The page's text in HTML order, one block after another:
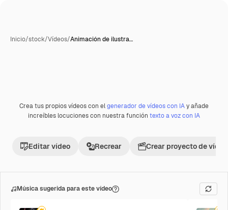
Inicio/stock/Vídeos/Animación de ilustra…
Crea tus propios vídeos con elgenerador de vídeos con IAy añade
increíbles locuciones con nuestra función texto a voz con IA
Editar vídeo Recrear Crear proyecto de vídeo
Música sugerida para este vídeo